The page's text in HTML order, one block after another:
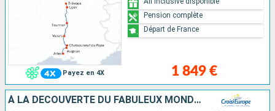
Payez en 4X 1 849 €
Pension complète
Départ de France
À LA DÉCOUVERTE DU FABULEUX MONDE DE LA VIGNE ET DU VIN, TERROIRS D'EXCEPTION DU RHÔNE ET DE LA SAÔNE